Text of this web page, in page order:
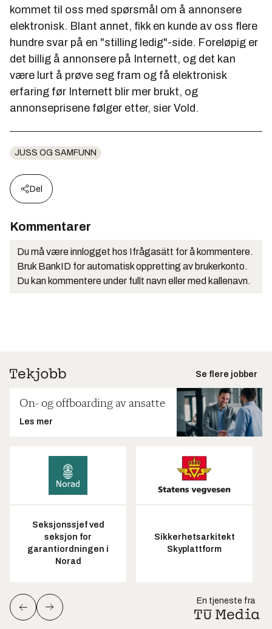
kommet til oss med spørsmål om å annonsere
elektronisk. Blant annet, fikk en kunde av oss flere
hundre svar på en "stilling ledig"-side. Foreløpig er
det billig å annonsere på Internett, og det kan
være lurt å prøve seg fram og få elektronisk
erfaring før Internett blir mer brukt, og
annonseprisene følger etter, sier Vold.
JUSS OG SAMFUNN
Del
Kommentarer
Du må være innlogget hos Ifrågasätt for å kommentere.
Bruk BankID for automatisk oppretting av brukerkonto.
Du kan kommentere under fullt navn eller med kallenavn.
Se flere jobber
On- og offboarding av ansatte
Les mer
Seksjonssjef ved
seksjon for
garantiordningen i
Norad
Sikkerhetsarkitekt
Skyplattform
En tjeneste fra